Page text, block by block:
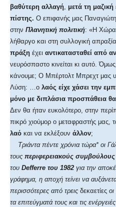
βαθύτερη αλλαγή, μετά τη μαζική
πίστης. Ο επιφανής μας
στην Πλανητική πολιτική: «Η Χώρα
λήθαργο και στη συλλογική
πράξη έχει αντικατασταθεί από
νευρόσπαστο κινείται κι αυτό.
κάνουμε; Ο Μπέρτολτ Μπρεχτ μας
Λύση: …ο λαός είχε χάσει την
μόνο με διπλάσια προσπάθεια
Δεν θα ήταν ευκολότερο, στην
πικρό χιούμορ ο μεταφραστής μας,
λαό και να εκλέξουν άλλον;
Τριάντα πέντε χρόνια τώρα* οι
τους περιφερειακούς συμβούλους
του Defferre του 1982 για την
γράφημα, η αποχή τείνει να
περισσότερες από τρεις δεκαετίες
τα επιτεύγματά τους και τις